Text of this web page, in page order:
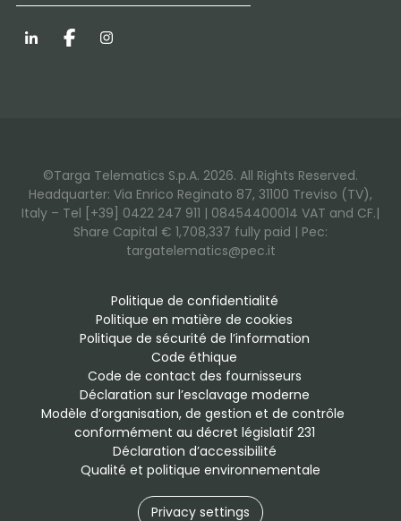
LinkedInFacebookInstagram
©Targa Telematics S.p.A. 2026. All Rights Reserved.
Headquarter: Via Enrico Reginato 87, 31100 Treviso (TV),
Italy – Tel [+39] 0422 247 911 | 08454400014 VAT and CF.|
Share Capital € 1,708,337 fully paid | Pec:
targatelematics@pec.it
Politique de confidentialité
Politique en matière de cookies
Politique de sécurité de l’information
Code éthique
Code de contact des fournisseurs
Déclaration sur l’esclavage moderne
Modèle d’organisation, de gestion et de contrôle
conformément au décret législatif 231
Déclaration d’accessibilité
Qualité et politique environnementale
Privacy settings